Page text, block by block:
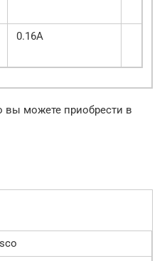
0.16A
можете приобрести в